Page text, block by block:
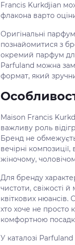
Francis Kurkdjian
флакона варто
Оригінальні
познайомитися з
окремий парфум
Parfuland можна
формат, який
Maison Francis
важливу роль
Бренд не
вечірні
жіночому,
Для бренду
чистоти, свіжості
квіткових
хто хоче не просто
комфортною
У каталозі